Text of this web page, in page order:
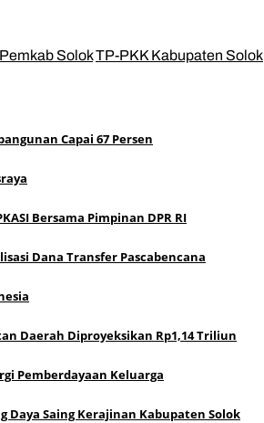
Pemkab SolokTP-PKK Kabupaten Solok
Capai 67 Persen
Bersama Pimpinan DPR RI
Dana Transfer Pascabencana
Daerah Diproyeksikan Rp1,14 Triliun
Pemberdayaan Keluarga
Daya Saing Kerajinan Kabupaten Solok